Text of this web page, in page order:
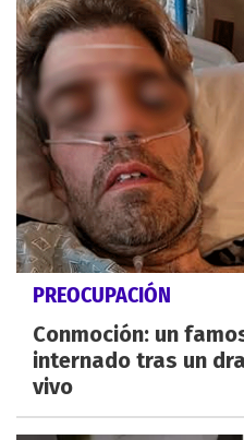
PREOCUPACIÓN
Conmoción: un
internado tras un
vivo